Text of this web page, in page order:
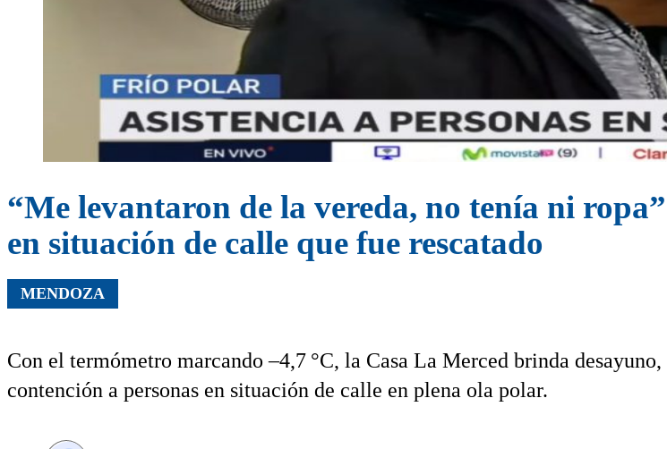
“Me levantaron de la vereda, no tenía ni
en situación de calle que fue rescatado
MENDOZA
Con el termómetro marcando –4,7 °C, la Casa La Merced brinda
contención a personas en situación de calle en plena ola polar.